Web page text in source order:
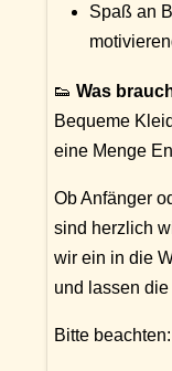
Spaß an
👟 Was
Bequeme
eine Menge
Ob Anfänger
sind herzlich
wir ein in die
und lassen
Bitte beachten: